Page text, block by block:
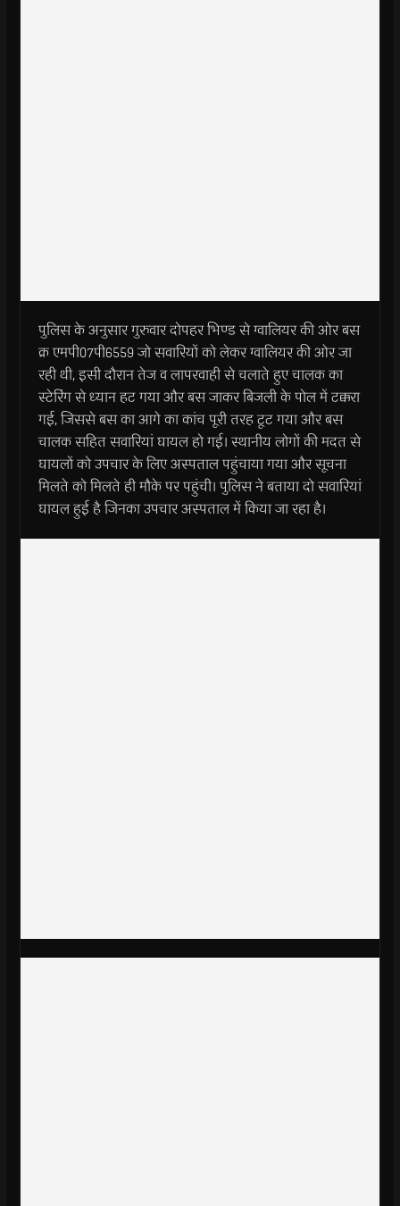
पुलिस के अनुसार गुरुवार दोपहर भिण्ड से ग्वालियर की ओर बस
क्र एमपी07पी6559 जो सवारियों को लेकर ग्वालियर की ओर जा
रही थी, इसी दौरान तेज व लापरवाही से चलाते हुए चालक का
स्टेरिंग से ध्यान हट गया और बस जाकर बिजली के पोल में टक्करा
गई, जिससे बस का आगे का कांच पूरी तरह टूट गया और बस
चालक सहित सवारियां घायल हो गई। स्थानीय लोगों की मदत से
घायलों को उपचार के लिए अस्पताल पहुंचाया गया और सूचना
मिलते को मिलते ही मौके पर पहुंची। पुलिस ने बताया दो सवारियां
घायल हुई है जिनका उपचार अस्पताल में किया जा रहा है।